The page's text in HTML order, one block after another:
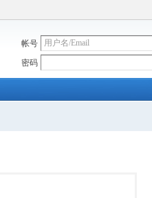
帐号
密码